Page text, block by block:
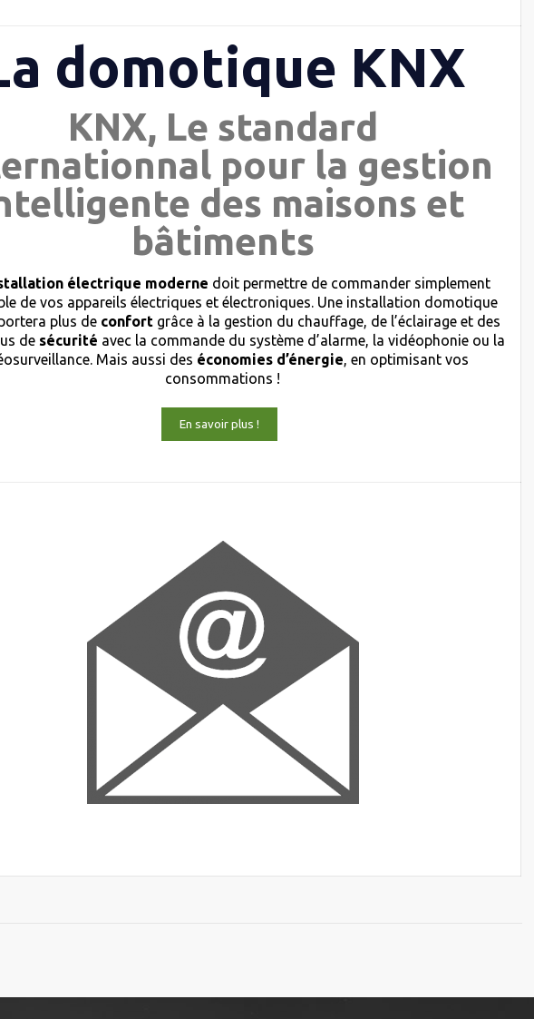
domotique KNX
KNX, Le standard
pour la gestion
des maisons et
bâtiments
électrique moderne doit permettre de commander simplement
de vos appareils électriques et électroniques. Une installation domotique
plus de confortgrâce à la gestion du chauffage, de l’éclairage et des
de sécurité avec la commande du système d’alarme, la vidéophonie ou la
Mais aussi des économies d’énergie, en optimisant vos
consommations !
En savoir plus !